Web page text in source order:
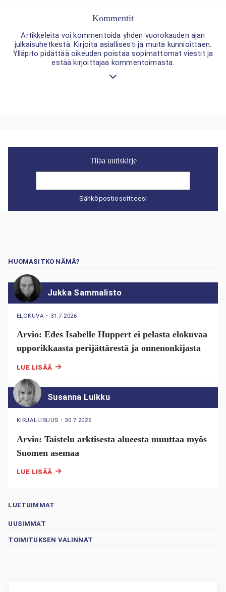
Kommentit
Artikkeleita voi kommentoida yhden vuorokauden ajan
julkaisuhetkestä. Kirjoita asiallisesti ja muita kunnioittaen.
Ylläpito pidättää oikeuden poistaa sopimattomat viestit ja
estää kirjoittajaa kommentoimasta.
Tilaa uutiskirje
Sähköpostiosoitteesi
HUOMASITKO NÄMÄ?
Jukka Sammalisto
ELOKUVA ・ 31.7.2026
Arvio: Edes Isabelle Huppert ei pelasta elokuvaa
upporikkaasta perijättärestä ja onnenonkijasta
LUE LISÄÄ
Susanna Luikku
KIRJALLISUUS ・ 30.7.2026
Arvio: Taistelu arktisesta alueesta muuttaa myös
Suomen asemaa
LUE LISÄÄ
LUETUIMMAT
UUSIMMAT
TOIMITUKSEN VALINNAT